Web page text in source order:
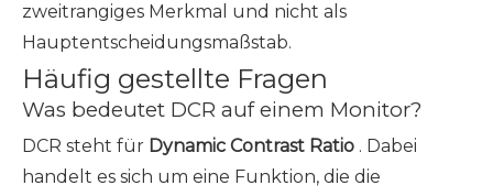
zweitrangiges Merkmal und nicht als
Hauptentscheidungsmaßstab.
Häufig gestellte Fragen
Was bedeutet DCR auf einem Monitor?
DCR steht für Dynamic Contrast Ratio . Dabei
handelt es sich um eine Funktion, die die